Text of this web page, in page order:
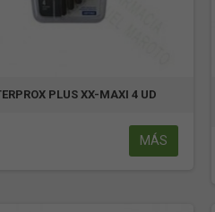
PLUS XX-MAXI 4 UD
MÁS